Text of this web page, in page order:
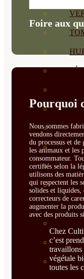
Foire aux
Pourquoi
Nous sommes
vendons
du processus et
les animaux et les
consommateur.
certifiés selon la
utilisons des
qui respectent les
solides et liquides,
correcteurs de
augmenter la
avec des produits
Chez
c’est
travaillons
végétale
toutes les